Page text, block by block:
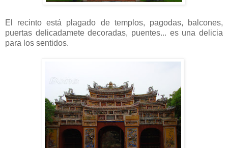
El recinto está plagado de templos, pagodas, balcones,
puertas delicadamete decoradas, puentes... es una delicia
para los sentidos.